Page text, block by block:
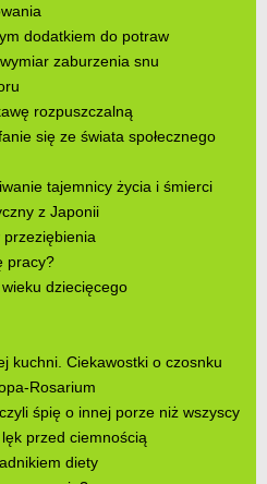
dodatkiem do potraw
zaburzenia snu
rozpuszczalną
się ze świata społecznego
tajemnicy życia i śmierci
z Japonii
pracy?
dziecięcego
kuchni. Ciekawostki o czosnku
Rosarium
śpię o innej porze niż wszyscy
przed ciemnością
diety